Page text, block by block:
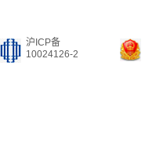
沪ICP备
10024126-2